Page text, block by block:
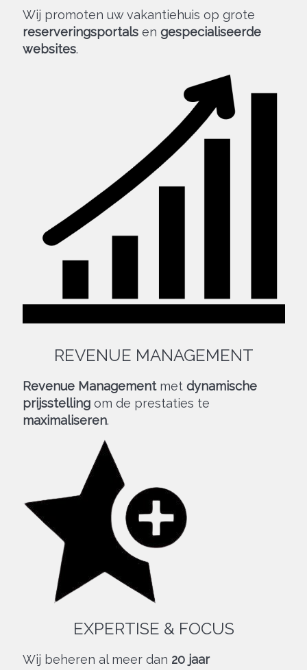
Wij promoten uw vakantiehuis op grote
reserveringsportalsen gespecialiseerde
websites.
REVENUE MANAGEMENT
Revenue Managementmet dynamische
prijsstellingom de prestaties te
maximaliseren.
EXPERTISE & FOCUS
Wij beheren al meer dan 20 jaar